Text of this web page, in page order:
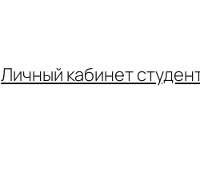
Личный кабинет